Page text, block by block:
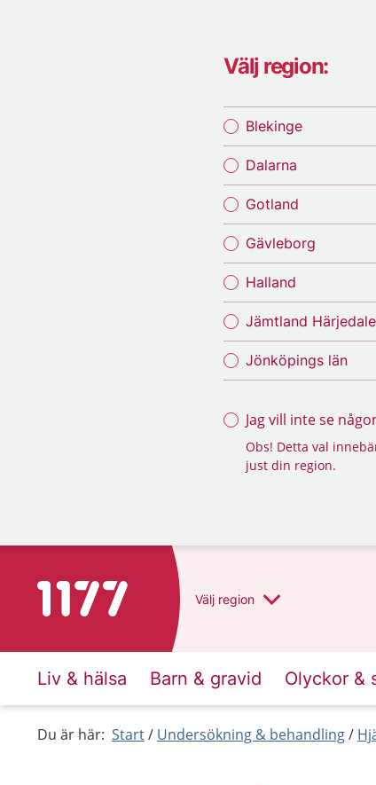
Välj region:
Blekinge
Dalarna
Gotland
Gävleborg
Halland
Jämtland
Jönköpings län
Jag vill inte se
Obs! Detta val
just din region.
Till startsidan för 1177 Välj region
Liv & hälsa Barn & gravid Olyckor &
Du är här: Start Undersökning & behandling